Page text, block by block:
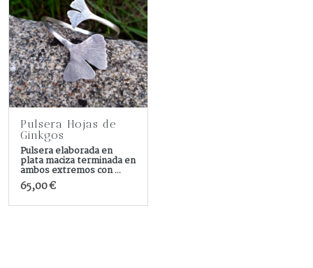
Pulsera Hojas de
Ginkgos
Pulsera elaborada en
plata maciza terminada en
ambos extremos con ...
65,00 €